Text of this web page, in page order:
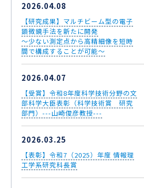
2026.04.08
【研究成果】マルチビーム型の電子
顕微鏡手法を新たに開発
～少ない測定点から高精細像を短時
間で構成することが可能～
2026.04.07
【受賞】令和8年度科学技術分野の文
部科学大臣表彰（科学技術賞 研究
部門）---山崎俊彦教授---
2026.03.25
【表彰】令和7（2025）年度 情報理
工学系研究科長賞